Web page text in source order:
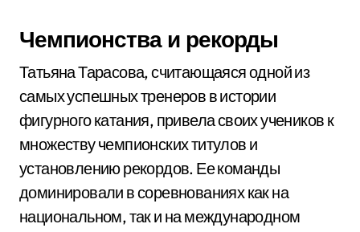
Чемпионства и рекорды
Татьяна Тарасова, считающаяся одной из
самых успешных тренеров в истории
фигурного катания, привела своих учеников к
множеству чемпионских титулов и
установлению рекордов. Ее команды
доминировали в соревнованиях как на
национальном, так и на международном